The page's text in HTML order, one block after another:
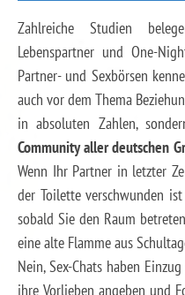
Zahlreiche Studien
Lebenspartner und One-
Partner- und Sexbörsen
auch vor dem Thema
in absoluten Zahlen,
Community aller deutschen
Wenn Ihr Partner in letzter
der Toilette verschwunden
sobald Sie den Raum
eine alte Flamme aus
Nein, Sex-Chats haben
ihre Vorlieben angeben und